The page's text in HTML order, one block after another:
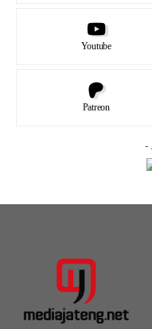
Youtube
Patreon
-